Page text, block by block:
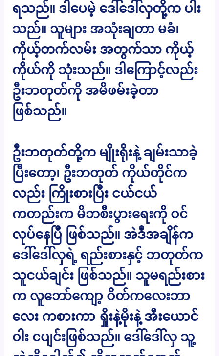
ရသည်။ ဒါပေမဲ့ ဒေါ်ဒေါ်လှတို့က ပါး
သည်။ သူများ အသုံးချတာ မခံ၊
ကိုယ့်တက်လမ်း အတွက်သာ ကိုယ့်
ကိုယ်ကို သုံးသည်။ ဒါကြောင့်လည်း
ဦးဘတုတ်ကို အမိဖမ်းခဲ့တာ
ဖြစ်သည်။
ဦးဘတုတ်တို့က မျိုးရိုးနဲ့ ချမ်းသာခဲ့
ပြီးတော့၊ ဦးဘတုတ် ကိုယ်တိုင်က
လည်း ကြိုးစားပြီး ငယ်ငယ်
ကတည်းက မိဘစီးပွားရေးကို ဝင်
လုပ်နေပြီ ဖြစ်သည်။ အဲဒီအချိန်က
ဒေါ်ဒေါ်လှရဲ့ ရည်းစားနှင့် ဘတုတ်က
သူငယ်ချင်း ဖြစ်သည်။ သူမရည်းစား
က လူဘော်ကျော့ ဝိတ်ကလေးဘာ
လေး ကစားကာ ရှိုးနဲ့မိုးနဲ့ အီးယောင်
ဝါး ငပျင်းဖြစ်သည်။ ဒေါ်ဒေါ်လှ သူ့